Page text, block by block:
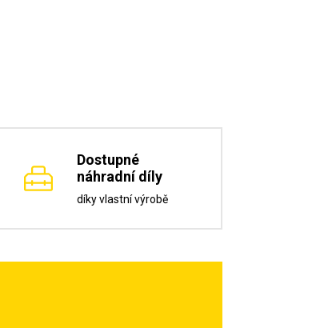
Dostupné
náhradní díly
díky vlastní výrobě